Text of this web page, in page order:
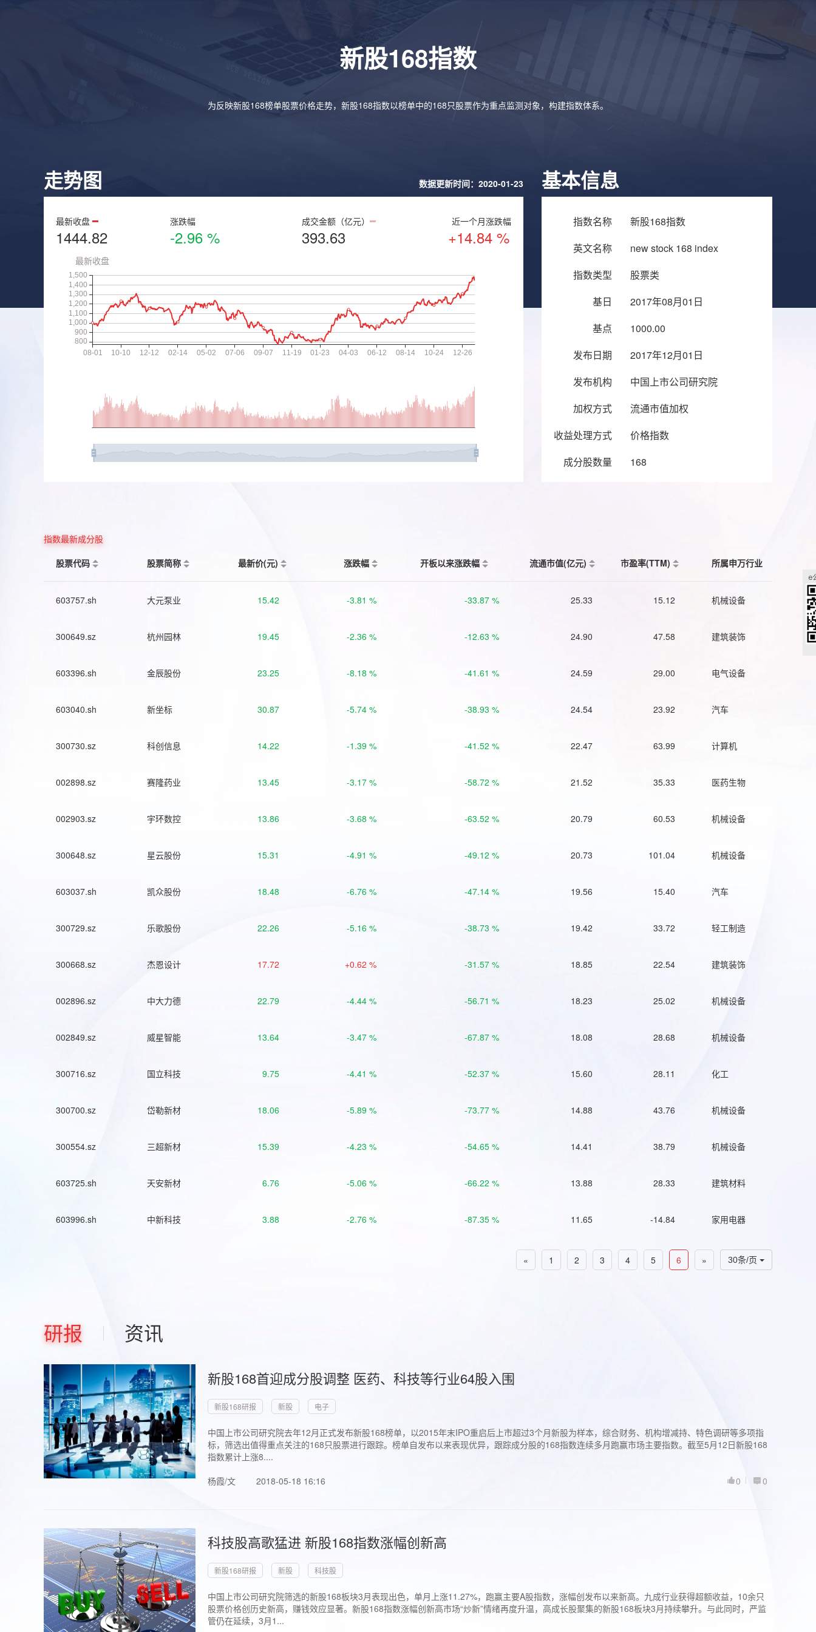
新股168指数
为反映新股168榜单股票价格走势，新股168指数以榜单中的168只股票作为重点监测对象，构建指数体系。
走势图 数据更新时间：2020-01-23
最新收盘
1444.82
涨跌幅
-2.96 %
成交金额（亿元）
393.63
近一个月涨跌幅
+14.84 %
基本信息
指数名称
新股168指数
英文名称
new stock 168 index
指数类型
股票类
基日
2017年08月01日
基点
1000.00
发布日期
2017年12月01日
发布机构
中国上市公司研究院
加权方式
流通市值加权
收益处理方式
价格指数
成分股数量
168
指数最新成分股
股票代码
股票简称 最新价(元) 涨跌幅 开板以来涨跌幅 流通市值(亿元) 市盈率(TTM) 所属申万行业
603757.sh 大元泵业 15.42 -3.81 % -33.87 % 25.33 15.12 机械设备
300649.sz 杭州园林 19.45 -2.36 % -12.63 % 24.90 47.58 建筑装饰
603396.sh 金辰股份 23.25 -8.18 % -41.61 % 24.59 29.00 电气设备
603040.sh 新坐标 30.87 -5.74 % -38.93 % 24.54 23.92 汽车
300730.sz 科创信息 14.22 -1.39 % -41.52 % 22.47 63.99 计算机
002898.sz 赛隆药业 13.45 -3.17 % -58.72 % 21.52 35.33 医药生物
002903.sz 宇环数控 13.86 -3.68 % -63.52 % 20.79 60.53 机械设备
300648.sz 星云股份 15.31 -4.91 % -49.12 % 20.73 101.04 机械设备
603037.sh 凯众股份 18.48 -6.76 % -47.14 % 19.56 15.40 汽车
300729.sz 乐歌股份 22.26 -5.16 % -38.73 % 19.42 33.72 轻工制造
300668.sz 杰恩设计 17.72 +0.62 % -31.57 % 18.85 22.54 建筑装饰
002896.sz 中大力德 22.79 -4.44 % -56.71 % 18.23 25.02 机械设备
002849.sz 威星智能 13.64 -3.47 % -67.87 % 18.08 28.68 机械设备
300716.sz 国立科技 9.75 -4.41 % -52.37 % 15.60 28.11 化工
300700.sz 岱勒新材 18.06 -5.89 % -73.77 % 14.88 43.76 机械设备
300554.sz 三超新材 15.39 -4.23 % -54.65 % 14.41 38.79 机械设备
603725.sh 天安新材 6.76 -5.06 % -66.22 % 13.88 28.33 建筑材料
603996.sh 中新科技 3.88 -2.76 % -87.35 % 11.65 -14.84 家用电器
30条/页
« 1 2 3 4 5 6 »
研报 资讯
新股168首迎成分股调整 医药、科技等行业64股入围
新股168研报 新股 电子
中国上市公司研究院去年12月正式发布新股168榜单，以2015年末IPO重启后上市超过3个月新股为样本，综合财务、机构增减持、特色调研等多项指
标，筛选出值得重点关注的168只股票进行跟踪。榜单自发布以来表现优异，跟踪成分股的168指数连续多月跑赢市场主要指数。截至5月12日新股168
指数累计上涨8....
杨霞/文
2018-05-18 16:16 0
0
科技股高歌猛进 新股168指数涨幅创新高
新股168研报 新股 科技股
中国上市公司研究院筛选的新股168板块3月表现出色，单月上涨11.27%，跑赢主要A股指数，涨幅创发布以来新高。九成行业获得超额收益，10余只
股票价格创历史新高，赚钱效应显著。新股168指数涨幅创新高市场“炒新”情绪再度升温，高成长股聚集的新股168板块3月持续攀升。与此同时，严监
管仍在延续，3月1...